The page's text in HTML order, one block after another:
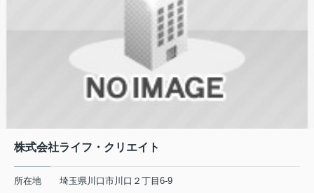
10時 18時
定休日：毎週水曜日
株式会社ライフ・クリエイト
所在地 埼玉県川口市川口２丁目6-9